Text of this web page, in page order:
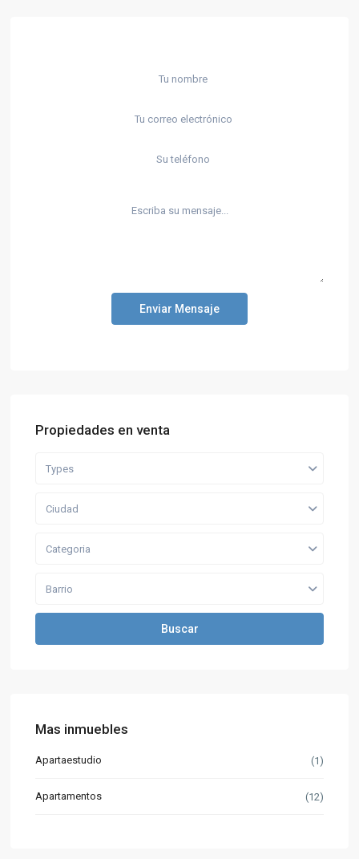
Enviar Mensaje
Propiedades en venta
Types
Ciudad
Categoria
Barrio
Buscar
Mas inmuebles
Apartaestudio (1)
Apartamentos (12)